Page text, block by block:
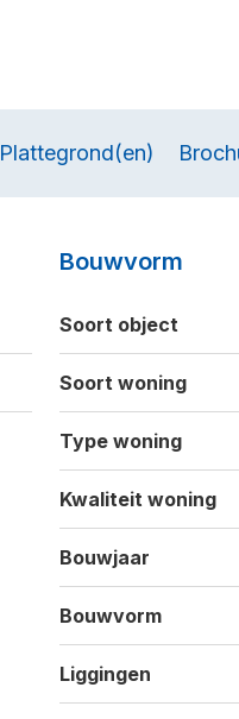
Plattegrond(en)
Bouwvorm
Soort object
Soort woning
Type woning
Kwaliteit woning
Bouwjaar
Bouwvorm
Liggingen